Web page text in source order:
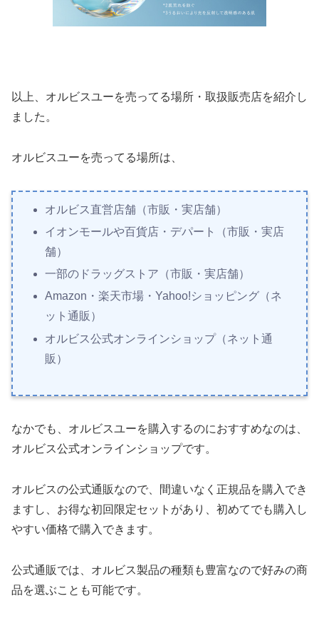
以上、オルビスユーを売ってる場所・取扱販売店を紹介し
ました。
オルビスユーを売ってる場所は、
オルビス直営店舗（市販・実店舗）
イオンモールや百貨店・デパート（市販・実店
舗）
一部のドラッグストア（市販・実店舗）
Amazon・楽天市場・Yahoo!ショッピング（ネ
ット通販）
オルビス公式オンラインショップ（ネット通
販）
なかでも、オルビスユーを購入するのにおすすめなのは、
オルビス公式オンラインショップです。
オルビスの公式通販なので、間違いなく正規品を購入でき
ますし、お得な初回限定セットがあり、初めてでも購入し
やすい価格で購入できます。
公式通販では、オルビス製品の種類も豊富なので好みの商
品を選ぶことも可能です。